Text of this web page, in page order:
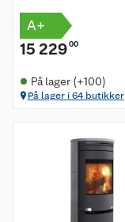
A+
15 22900
På lager (+100)
På lager i 64 butikker